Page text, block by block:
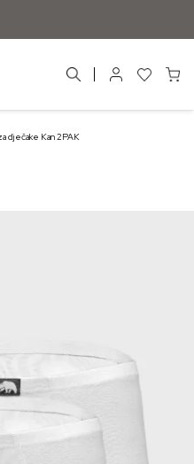
dječake Kan 2PAK